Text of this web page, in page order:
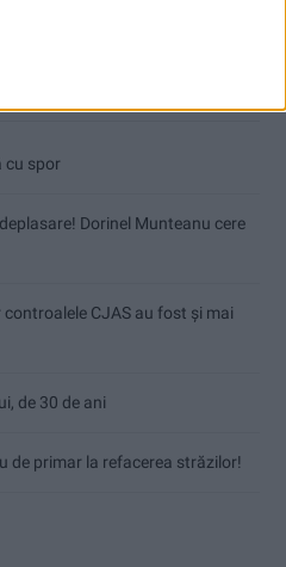
cu spor
Dorinel Munteanu cere
CJAS au fost și mai
de 30 de ani
de primar la refacerea străzilor!